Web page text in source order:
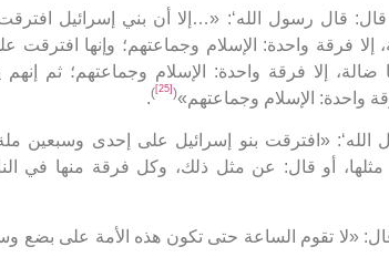
قال رسول الله‘: «…إلا أن بني إسرائيل
إلا فرقة واحدة: الإسلام وجماعتهم؛ وإنها
إلا فرقة واحدة: الإسلام وجماعتهم؛ ثم إنهم
واحدة: الإسلام وجماعتهم»(
[25]
)
.
«افترقت بنو إسرائيل على إحدى وسبعين
أو قال: عن مثل ذلك، وكل فرقة منها في
«لا تقوم الساعة حتى تكون هذه الأمة على بضع